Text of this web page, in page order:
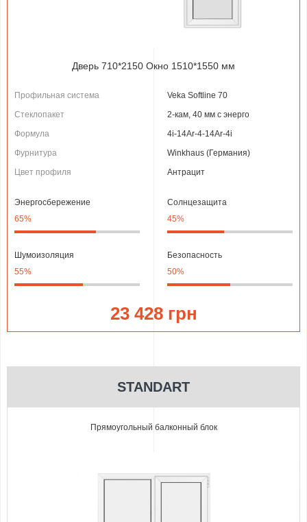
Дверь 710*2150 Окно 1510*1550 мм
Профильная система
Veka Softline 70
Стеклопакет
2-кам, 40 мм с энерго
Формула
4і-14Ar-4-14Ar-4i
Фурнитура
Winkhaus (Германия)
Цвет профиля
Антрацит
Энергосбережение
65%
Солнцезащита
45%
Шумоизоляция
55%
Безопасность
50%
23 428 грн
STANDART
Прямоугольный балконный блок